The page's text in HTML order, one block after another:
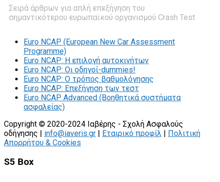
Σειρά άρθρων για απλή επεξήγηση του
σημαντικότερου ευρωπαϊκού οργανισμού Crash Test
Euro NCAP (European New Car Assessment
Programme)
Euro NCAP: Η επιλογή αυτοκινήτων
Euro NCAP: Οι οδηγοί-dummies!
Euro NCAP: O τρόπος βαθμολόγησης
Euro NCAP: Επεξήγηση των τεστ
Euro NCAP Advanced (Βοηθητικά συστήματα
ασφαλείας)
Copyright © 2020-2024 Ιαβέρης - Σχολή Ασφαλούς
οδήγησης | info@iaveris.gr Εταιρικό προφίλ
Πολιτική
Απορρήτου & Cookies
S5 Box